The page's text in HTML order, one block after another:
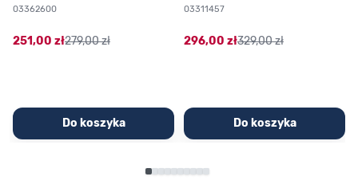
03362600
251,00 zł279,00 zł
Do koszyka
03311457
296,00 zł329,00 zł
Do koszyka